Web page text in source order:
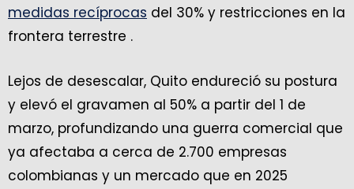
medidas recíprocas del 30% y restricciones en la
frontera terrestre .
Lejos de desescalar, Quito endureció su postura
y elevó el gravamen al 50% a partir del 1 de
marzo, profundizando una guerra comercial que
ya afectaba a cerca de 2.700 empresas
colombianas y un mercado que en 2025